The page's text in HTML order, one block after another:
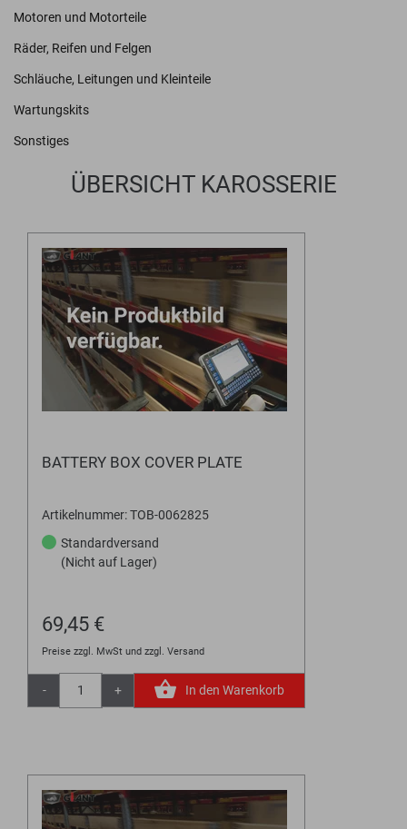
Motoren und Motorteile
Räder, Reifen und Felgen
Schläuche, Leitungen und Kleinteile
Wartungskits
Sonstiges
ÜBERSICHT KAROSSERIE
BATTERY BOX COVER PLATE
Artikelnummer: TOB-0062825
Standardversand
(Nicht auf Lager)
69,45 €
Preise zzgl. MwSt und zzgl. Versand
- + In den Warenkorb